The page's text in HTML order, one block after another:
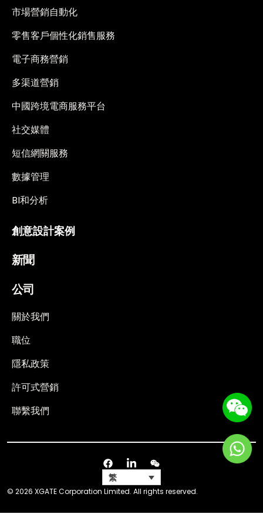
市場營銷自動化
零售客戶個性化銷售服務
電子商務營銷
多渠道營銷
中國跨境電商服務平台
社交媒體
短信網關服務
數據管理
BI和分析
創意設計案例
新聞
公司
關於我們
職位
隱私政策
許可式營銷
聯繫我們
© 2026 XGATE Corporation Limited. All rights reserved.
繁